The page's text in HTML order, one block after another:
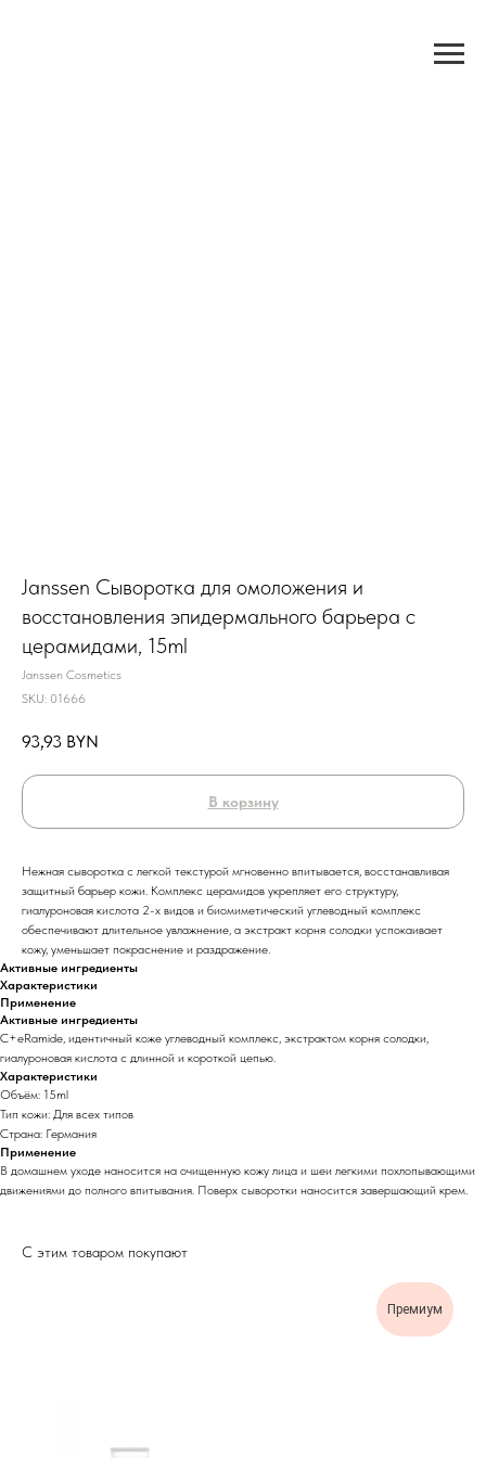
Janssen Сыворотка для омоложения и
восстановления эпидермального барьера с
церамидами, 15ml
Janssen Cosmetics
SKU: 01666
93,93 BYN
В корзину
Нежная сыворотка с легкой текстурой мгновенно впитывается, восстанавливая
защитный барьер кожи. Комплекс церамидов укрепляет его структуру,
гиалуроновая кислота 2-х видов и биомиметический углеводный комплекс
обеспечивают длительное увлажнение, а экстракт корня солодки успокаивает
кожу, уменьшает покраснение и раздражение.
Активные ингредиенты
Характеристики
Применение
Активные ингредиенты
C+eRamidе, идентичный коже углеводный комплекс, экстрактом корня солодки,
гиалуроновая кислота с длинной и короткой цепью.
Характеристики
Объём: 15ml
Тип кожи: Для всех типов
Страна: Германия
Применение
В домашнем уходе наносится на очищенную кожу лица и шеи легкими похлопывающими
движениями до полного впитывания. Поверх сыворотки наносится завершающий крем.
С этим товаром покупают
Премиум